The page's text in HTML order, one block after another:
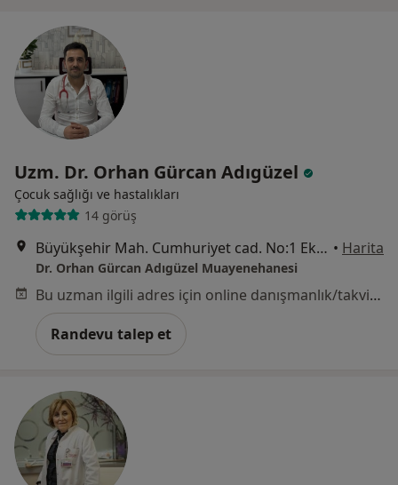
Uzm. Dr. Orhan Gürcan Adıgüzel
Çocuk sağlığı ve hastalıkları
14 görüş
Büyükşehir Mah. Cumhuriyet cad. No:1 Ekinoks Rezidans E1 Blok Kat :5 D:65, İstanbul • Harita
Dr. Orhan Gürcan Adıgüzel Muayenehanesi
Bu uzman ilgili adres için online danışmanlık/takvim sunmuyor.
Randevu talep et